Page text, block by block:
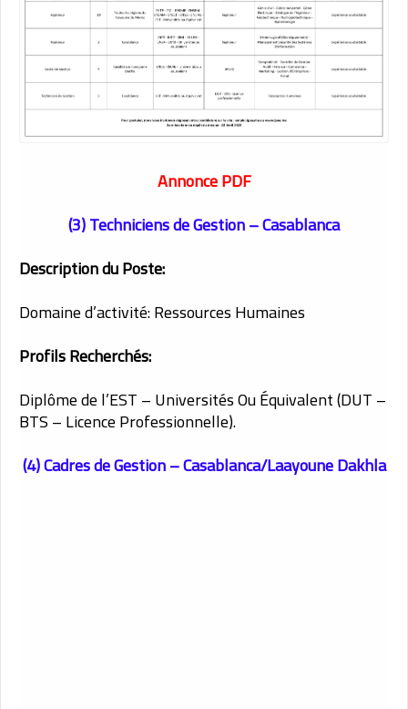
Annonce PDF
(3) Techniciens de Gestion – Casablanca
Description du Poste:
Domaine d’activité: Ressources Humaines
Profils Recherchés:
Diplôme de l’EST – Universités Ou Équivalent (DUT –
BTS – Licence Professionnelle).
(4) Cadres de Gestion – Casablanca/Laayoune Dakhla